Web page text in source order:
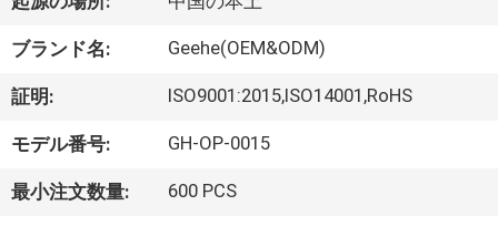
ク
ト
私
ブランド名: Geehe(OEM&ODM)
証明: ISO9001:2015,ISO14001,RoHS
モデル番号: GH-OP-0015
最小注文数量: 600 PCS